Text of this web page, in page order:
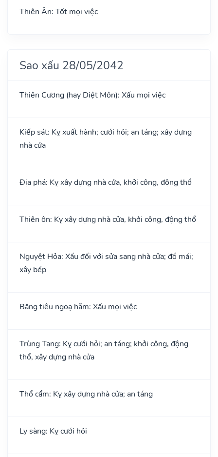
Thiên Ân: Tốt mọi việc
Sao xấu 28/05/2042
Thiên Cương (hay Diệt Môn): Xấu mọi việc
Kiếp sát: Kỵ xuất hành; cưới hỏi; an táng; xây dựng
nhà cửa
Địa phá: Kỵ xây dựng nhà cửa, khởi công, động thổ
Thiên ôn: Kỵ xây dựng nhà cửa, khởi công, động thổ
Nguyệt Hỏa: Xấu đối với sửa sang nhà cửa; đổ mái;
xây bếp
Băng tiêu ngoạ hãm: Xấu mọi việc
Trùng Tang: Kỵ cưới hỏi; an táng; khởi công, động
thổ, xây dựng nhà cửa
Thổ cẩm: Kỵ xây dựng nhà cửa; an táng
Ly sàng: Kỵ cưới hỏi